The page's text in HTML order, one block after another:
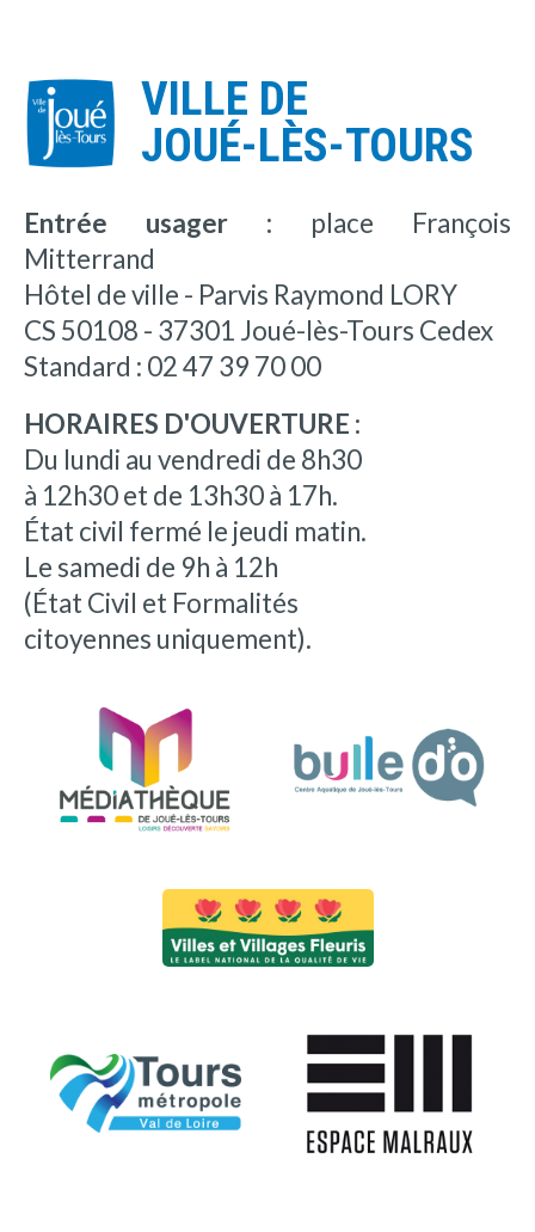
VILLE DE
JOUÉ-LÈS-TOURS
Entrée usager : place François
Mitterrand
Hôtel de ville - Parvis Raymond LORY
CS 50108 - 37301 Joué-lès-Tours Cedex
Standard : 02 47 39 70 00
HORAIRES D'OUVERTURE :
Du lundi au vendredi de 8h30
à 12h30 et de 13h30 à 17h.
État civil fermé le jeudi matin.
Le samedi de 9h à 12h
(État Civil et Formalités
citoyennes uniquement).